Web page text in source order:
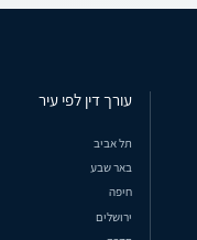
עורך דין לפי עיר
תל אביב
באר שבע
חיפה
ירושלים